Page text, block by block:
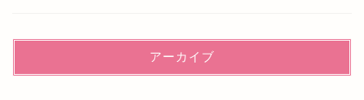
アーカイブ